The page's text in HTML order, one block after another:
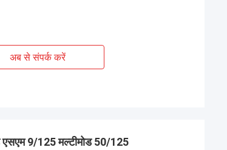
अब से संपर्क करें
एसएम 9/125 मल्टीमोड 50/125